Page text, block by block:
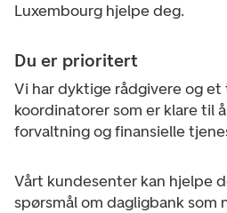
Luxembourg hjelpe deg.
Du er prioritert
Vi har dyktige rådgivere og
koordinatorer som er klare til
forvaltning og finansielle
Vårt kundesenter kan hjelpe
spørsmål om dagligbank som